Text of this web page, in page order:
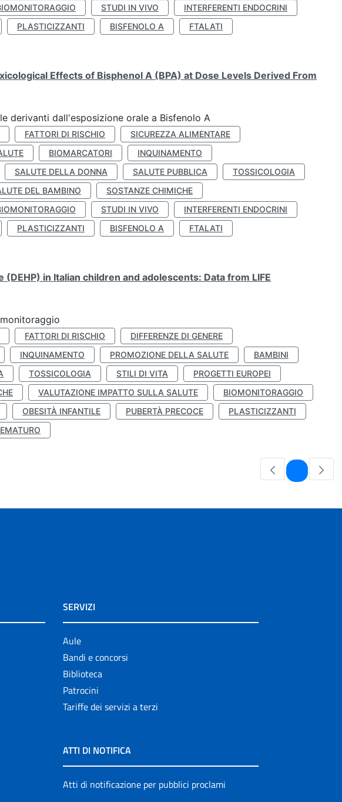
STUDI IN VIVO
INTERFERENTI ENDOCRINI
PLASTICIZZANTI BISFENOLO A
FTALATI
Effects of Bisphenol A (BPA) at Dose Levels Derived From
derivanti dall'esposizione orale a Bisfenolo A
FATTORI DI RISCHIO
SICUREZZA ALIMENTARE
BIOMARCATORI
INQUINAMENTO
SALUTE DELLA DONNA SALUTE PUBBLICA
TOSSICOLOGIA
DEL BAMBINO
SOSTANZE CHIMICHE
STUDI IN VIVO
INTERFERENTI ENDOCRINI
PLASTICIZZANTI BISFENOLO A
FTALATI
in Italian children and adolescents: Data from LIFE
FATTORI DI RISCHIO
DIFFERENZE DI GENERE
INQUINAMENTO PROMOZIONE DELLA SALUTE
BAMBINI
TOSSICOLOGIA STILI DI VITA
PROGETTI EUROPEI
VALUTAZIONE IMPATTO SULLA SALUTE
BIOMONITORAGGIO
OBESITÀ INFANTILE PUBERTÀ PRECOCE
PLASTICIZZANTI
Pagina
SERVIZI
Aule
Bandi e concorsi
Biblioteca
Patrocini
Tariffe dei servizi a terzi
ATTI DI NOTIFICA
Atti di notificazione per pubblici proclami